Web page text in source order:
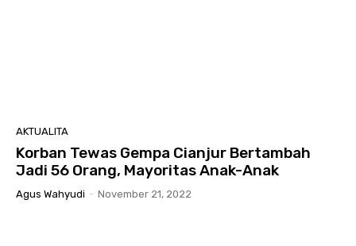
AKTUALITA
Korban Tewas Gempa Cianjur Bertambah
Jadi 56 Orang, Mayoritas Anak-Anak
Agus Wahyudi - November 21, 2022